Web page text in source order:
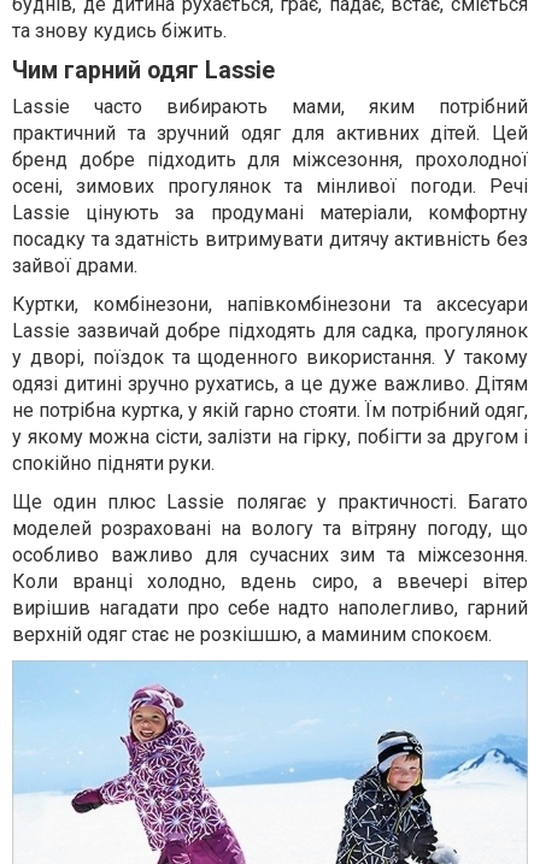
та знову кудись біжить.
Чим гарний одяг Lassie
Lassie часто вибирають мами, яким потрібний
практичний та зручний одяг для активних дітей. Цей
бренд добре підходить для міжсезоння, прохолодної
осені, зимових прогулянок та мінливої погоди. Речі
Lassie цінують за продумані матеріали, комфортну
посадку та здатність витримувати дитячу активність без
зайвої драми.
Куртки, комбінезони, напівкомбінезони та аксесуари
Lassie зазвичай добре підходять для садка, прогулянок
у дворі, поїздок та щоденного використання. У такому
одязі дитині зручно рухатись, а це дуже важливо. Дітям
не потрібна куртка, у якій гарно стояти. Їм потрібний одяг,
у якому можна сісти, залізти на гірку, побігти за другом і
спокійно підняти руки.
Ще один плюс Lassie полягає у практичності. Багато
моделей розраховані на вологу та вітряну погоду, що
особливо важливо для сучасних зим та міжсезоння.
Коли вранці холодно, вдень сиро, а ввечері вітер
вирішив нагадати про себе надто наполегливо, гарний
верхній одяг стає не розкішшю, а маминим спокоєм.